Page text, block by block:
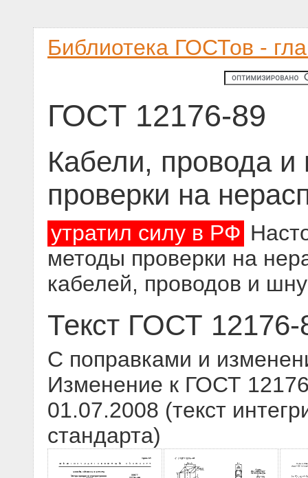
Библиотека ГОСТов -
ГОСТ 12176-89
Кабели, провода
проверки на
утратил силу в РФ
методы проверки на
кабелей, проводов и
Текст ГОСТ 12176-
С поправками и
Изменение к ГОСТ
01.07.2008 (текст
стандарта)